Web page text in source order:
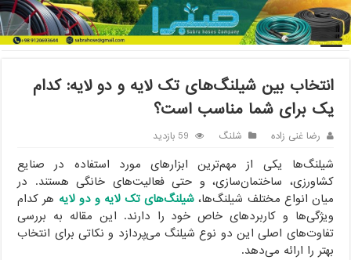
خانه / شلنگ / انتخاب بین شیلنگ‌های تک لایه و دو لایه: کدام یک برای
شما مناسب است؟
انتخاب بین شیلنگ‌های تک لایه و دو لایه: کدام
یک برای شما مناسب است؟
رضا غنی زاده شلنگ 59 بازدید
شیلنگ‌ها یکی از مهم‌ترین ابزارهای مورد استفاده در صنایع
کشاورزی، ساختمان‌سازی، و حتی فعالیت‌های خانگی هستند. در
میان انواع مختلف شیلنگ‌ها، شیلنگ‌های تک لایه و دو لایه هر کدام
ویژگی‌ها و کاربردهای خاص خود را دارند. این مقاله به بررسی
تفاوت‌های اصلی این دو نوع شیلنگ می‌پردازد و نکاتی برای انتخاب
بهتر را ارائه می‌دهد.